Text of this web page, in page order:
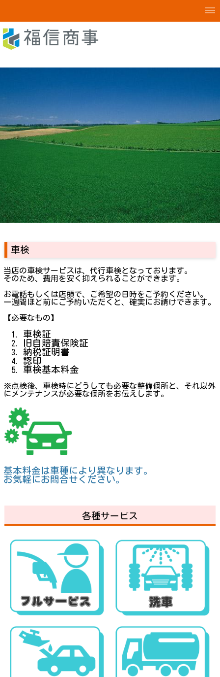
車検
当店の車検サービスは、代行車検となっております。
そのため、費用を安く抑えられることができます。
お電話もしくは店頭で、ご希望の日時をご予約ください。
一週間ほど前にご予約いただくと、確実にお請けできます。
【必要なもの】
車検証
旧自賠責保険証
納税証明書
認印
車検基本料金
※点検後、車検時にどうしても必要な整備個所と、それ以外
にメンテナンスが必要な個所をお伝えします。
基本料金は車種により異なります。
お気軽にお問合せください。
各種サービス